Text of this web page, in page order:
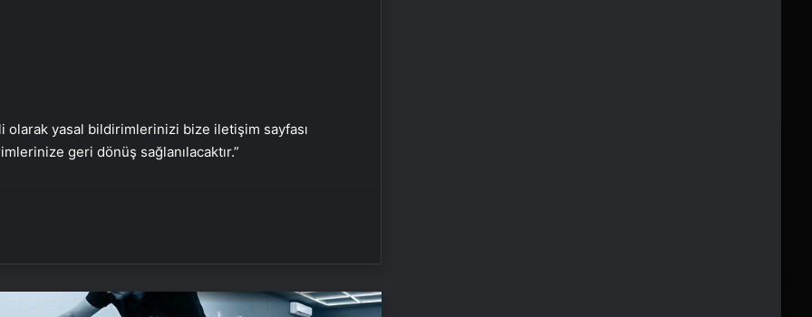
olarak yasal bildirimlerinizi bize iletişim sayfası
geri dönüş sağlanılacaktır.”
BM binasının ilginç sistemi: Nehir